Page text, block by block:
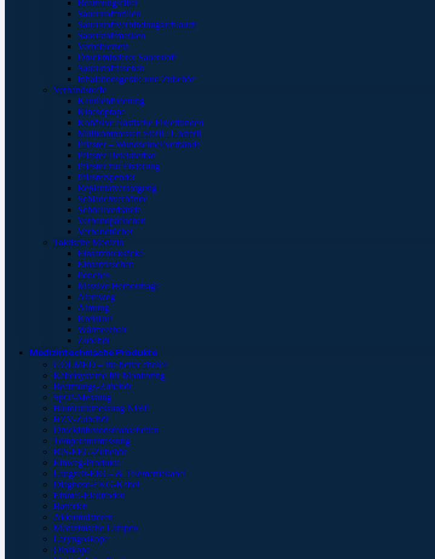
Beatmungsfilter
Sauerstoffbrillen
Sauerstoffverbindungsschlauch
Sauerstoffmasken
Verneblersets
Druckminderer Sauerstoff
Sauerstofftaschen
Inhalationsgeräte und Zubehör
Verbandstoffe
Kanülenfixierung
Kinesoptape
Kohäsive elastische Fixierbinden
Mullkompressen Steril / Unsteril
Pflaster – Wundschnellverbände
Pflaster Detektierbar
Pflaster zur Fixierung
Pflasterspender
Replantatversorgung
Schlauchverbände
Schnellverbände
Verbandpäckchen
Verbandtücher
Taktische Medizin
Einsatzrucksäcke
Einsatztaschen
Pouches
Massive Hemorrhage
Atemweg
Atmung
Kreislauf
Wärmeerhalt
Zubehör
Medizintechnische Produkte
GOLMED – the better choice
Kabelsysteme für Monitoring
Beatmungs-Zubehör
SpO²-Messung
Blutdruckmessung NIBP
HZV-Zubehör
Druckinfusionsmanschetten
Temperaturmessung
BIS-EEG-Zubehör
Einweg-Produkte
Langzeit-EKG- & Telemetriekabel
Diagnose-EKG-Kabel
Einmal-Elektroden
Batterien
Akkumulatoren
Medizinische Lampen
Laryngoskope
Otoskope